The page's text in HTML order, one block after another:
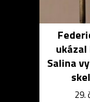
Salina
29.